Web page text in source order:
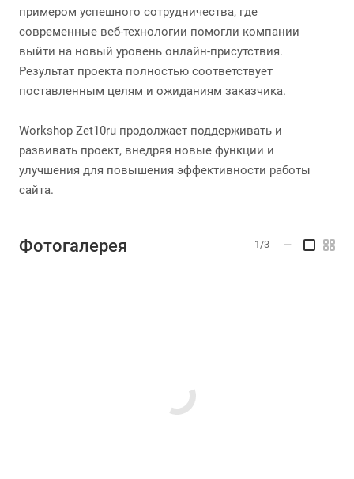
примером успешного сотрудничества, где
современные веб-технологии помогли компании
выйти на новый уровень онлайн-присутствия.
Результат проекта полностью соответствует
поставленным целям и ожиданиям заказчика.
Workshop Zet10ru продолжает поддерживать и
развивать проект, внедряя новые функции и
улучшения для повышения эффективности работы
сайта.
Фотогалерея 1/3 —